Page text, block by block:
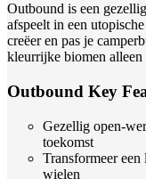
Outbound is een
afspeelt in een
creëer en pas je
kleurrijke biomen alleen
Outbound Key
Gezellig open-
toekomst
Transformeer een
wielen